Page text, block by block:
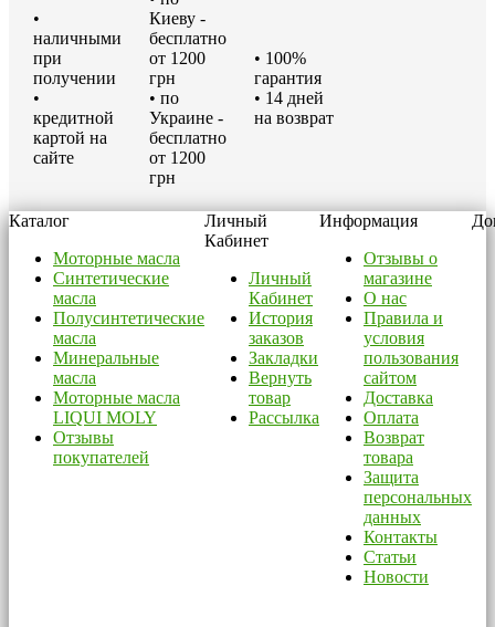
•
наличными
при
получении
•
кредитной
картой на
сайте
Киеву -
бесплатно
от 1200
грн
• по
Украине -
бесплатно
от 1200
грн
• 100%
гарантия
• 14 дней
на возврат
Каталог
Моторные масла
Синтетические
масла
Полусинтетические
масла
Минеральные
масла
Моторные масла
LIQUI MOLY
Отзывы
покупателей
Личный
Кабинет
Личный
Кабинет
История
заказов
Закладки
Вернуть
товар
Рассылка
Информация
Отзывы о
магазине
О нас
Правила и
условия
пользования
сайтом
Доставка
Оплата
Возврат
товара
Защита
персональных
данных
Контакты
Статьи
Новости